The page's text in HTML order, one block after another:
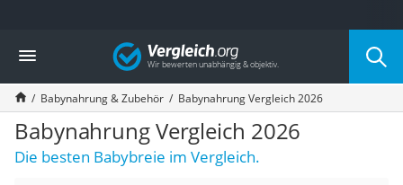
Die beliebtesten Vergleiche nach Kategorie
Kind & Baby
Babyphone mit 2 Kameras
Walkie-Talkie Kinder
Kindermatratzen
Babywippe
Rollschuhe für Kinder
Vergleich
Babynahrung & Zubehör Babynahrung Vergleich 2026
Babynahrung Vergleich 2026
Die besten Babybreie im Vergleich.